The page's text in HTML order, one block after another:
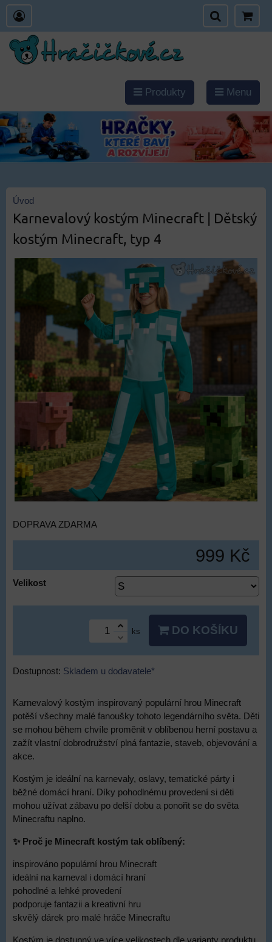
Produkty Menu
Úvod
Karnevalový kostým Minecraft | Dětský
kostým Minecraft, typ 4
DOPRAVA ZDARMA
999 Kč
Velikost
ks DO KOŠÍKU
Dostupnost: Skladem u dodavatele*
Karnevalový kostým inspirovaný populární hrou Minecraft
potěší všechny malé fanoušky tohoto legendárního světa. Děti
se mohou během chvíle proměnit v oblíbenou herní postavu a
zažít vlastní dobrodružství plná fantazie, staveb, objevování a
akce.
Kostým je ideální na karnevaly, oslavy, tematické párty i
běžné domácí hraní. Díky pohodlnému provedení si děti
mohou užívat zábavu po delší dobu a ponořit se do světa
Minecraftu naplno.
✨ Proč je Minecraft kostým tak oblíbený:
inspirováno populární hrou Minecraft
ideální na karneval i domácí hraní
pohodlné a lehké provedení
podporuje fantazii a kreativní hru
skvělý dárek pro malé hráče Minecraftu